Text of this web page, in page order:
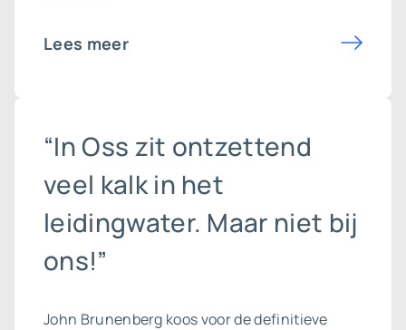
Lees meer
“In Oss zit ontzettend
veel kalk in het
leidingwater. Maar niet bij
ons!”
John Brunenberg koos voor de definitieve